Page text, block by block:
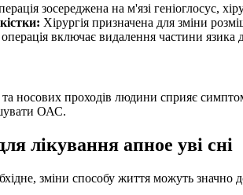
зосереджена на м'язі геніоглосус,
Хірургія призначена для зміни
включає видалення частини язика
носових проходів людини сприяє
ОАС.
лікування апное уві сні
зміни способу життя можуть значно